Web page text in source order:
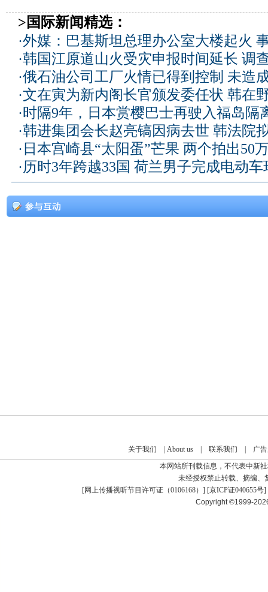
>国际新闻精选：
·外媒：巴基斯坦总理办公室大楼起火
·韩国江原道山火受灾申报时间延长 调
·俄石油公司工厂火情已得到控制 未造
·文在寅为新内阁长官颁发委任状 韩在
·时隔9年，日本赏樱巴士再驶入福岛隔
·韩进集团会长赵亮镐因病去世 韩法院
· 日本宫崎县“太阳蛋”芒果 两个拍出50
·历时3年跨越33国 荷兰男子完成电动车
关于我们 About us| 联系我们
广
本网站所刊载信息，不代表中新
未经授权禁止转载、摘编、
[网上传播视听节目许可证（0106168） ] [京ICP证040655号]
Copyright ©1999-